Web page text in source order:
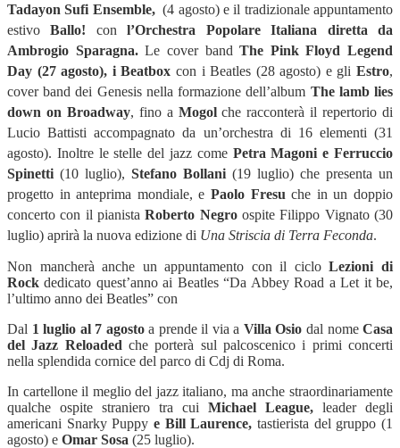
Tadayon Sufi Ensemble, (4 agosto) e il tradizionale appuntamento
estivoBallo! conl’Orchestra Popolare Italiana diretta da
Ambrogio Sparagna.Le cover bandThe Pink Floyd Legend
Day (27 agosto), i Beatbox con i Beatles (28 agosto) e gliEstro,
cover band dei Genesis nella formazione dell’album The lamb lies
down on Broadway, fino a Mogolche racconterà il repertorio di
Lucio Battisti accompagnato da un’orchestra di 16 elementi (31
agosto). Inoltre le stelle del jazz come Petra Magoni e Ferruccio
Spinetti (10 luglio), Stefano Bollani (19 luglio) che presenta un
progetto in anteprima mondiale, e Paolo Fresu che in un doppio
concerto con il pianistaRoberto Negroospite Filippo Vignato (30
luglio) aprirà la nuova edizione di Una Striscia di Terra Feconda.
Non mancherà anche un appuntamento con il cicloLezioni di
Rock dedicato quest’anno ai Beatles “Da Abbey Road a Let it be,
l’ultimo anno dei Beatles” con
Dal 1 luglio al 7 agostoa prende il via a Villa Osio dal nomeCasa
del Jazz Reloaded che porterà sul palcoscenico i primi concerti
nella splendida cornice del parco di Cdj di Roma.
In cartellone il meglio del jazz italiano, ma anche straordinariamente
qualche ospite straniero tra cui Michael League, leader degli
americani Snarky Puppy e Bill Laurence,tastierista del gruppo (1
agosto) e Omar Sosa (25 luglio).